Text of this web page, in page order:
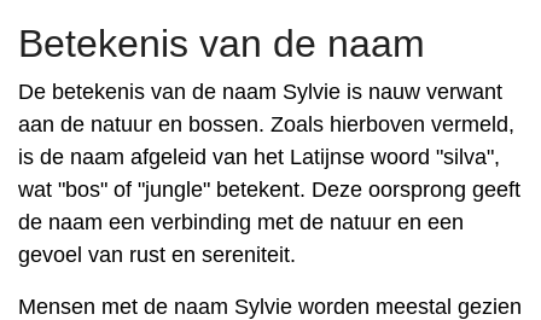
Betekenis van de naam
De betekenis van de naam Sylvie is nauw verwant
aan de natuur en bossen. Zoals hierboven vermeld,
is de naam afgeleid van het Latijnse woord "silva",
wat "bos" of "jungle" betekent. Deze oorsprong geeft
de naam een ​​verbinding met de natuur en een
gevoel van rust en sereniteit.
Mensen met de naam Sylvie worden meestal gezien